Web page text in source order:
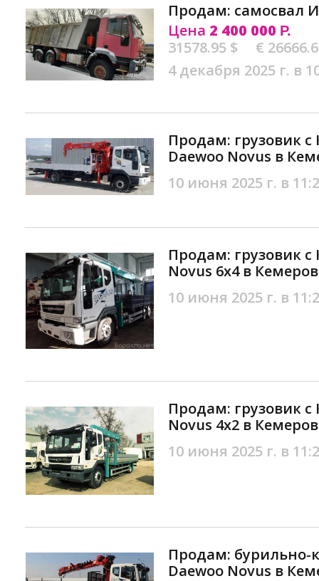
Продам: самосвал
Цена 2 400 000 Р.
31578.95 $
€
4 декабря 2025 г. в
Продам: грузовик
Daewoo Novus в
10 июня 2025 г. в
Продам: грузовик с
Novus 6х4 в
10 июня 2025 г. в
Продам: грузовик с
Novus 4х2 в
10 июня 2025 г. в
Продам:
Daewoo Novus в